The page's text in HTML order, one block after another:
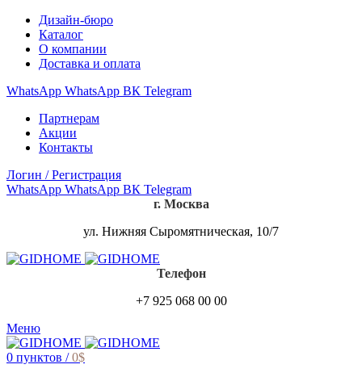
Дизайн-бюро
Каталог
О компании
Доставка и оплата
WhatsApp WhatsApp ВК Telegram
Партнерам
Акции
Контакты
Логин / Регистрация
WhatsApp WhatsApp ВК Telegram
г. Москва
ул. Нижняя Сыромятническая, 10/7
Телефон
+7 925 068 00 00
Меню
0 пунктов / 0$